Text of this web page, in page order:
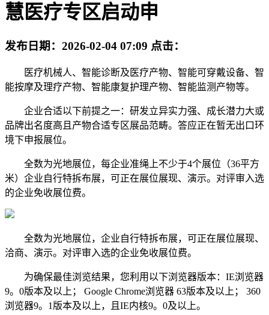
慧医疗专区启动申
发布日期： 2026-02-04 07:09 点击：
医疗机械人、智能诊断及医疗产物、智能可穿戴设备、智
能按摩及理疗产物、智能康复护理产物、智能监测产物等。
企业合适以下前提之一：研发立异实力强、成长潜力大或
品牌出名度高且产物合适专区展品范畴。答应正在暂无出口环
境下申报展位。
全数为光地展位，每企业准绳上不少于4个展位（36平方
米）企业自行特拆布展，可正在展位展现、演示。对评审入选
的企业免收展位费。
全数为光地展位，企业自行特拆布展，可正在展位展现、
洽商、演示。对评审入选的企业免收展位费。
为确保最佳浏览结果，您利用以下浏览器版本：IE浏览器
9。0版本及以上； Google Chrome浏览器 63版本及以上； 360
浏览器9。1版本及以上，且IE内核9。0及以上。